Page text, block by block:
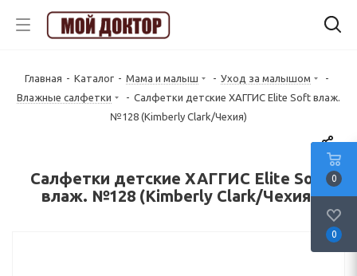
Главная - Каталог - Мама и малыш - Уход за малышом
-
Влажные салфетки
- Салфетки детские ХАГГИС Elite Soft влаж.
№128 (Kimberly Clark/Чехия)
Салфетки детские ХАГГИС Elite Soft
влаж. №128 (Kimberly Clark/Чехия)
0
0